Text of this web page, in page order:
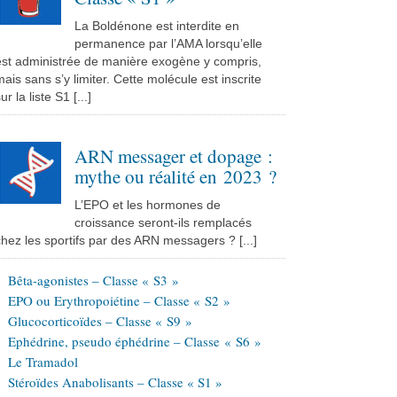
La Boldénone est interdite en
permanence par l’AMA lorsqu’elle
administrée de manière exogène y compris,
sans s’y limiter. Cette molécule est inscrite
la liste S1 [...]
ARN messager et dopage :
mythe ou réalité en 2023 ?
L’EPO et les hormones de
croissance seront-ils remplacés
les sportifs par des ARN messagers ? [...]
Bêta-agonistes – Classe « S3 »
EPO ou Erythropoiétine – Classe « S2 »
Glucocorticoïdes – Classe « S9 »
Ephédrine, pseudo éphédrine – Classe « S6 »
Le Tramadol
Stéroïdes Anabolisants – Classe « S1 »